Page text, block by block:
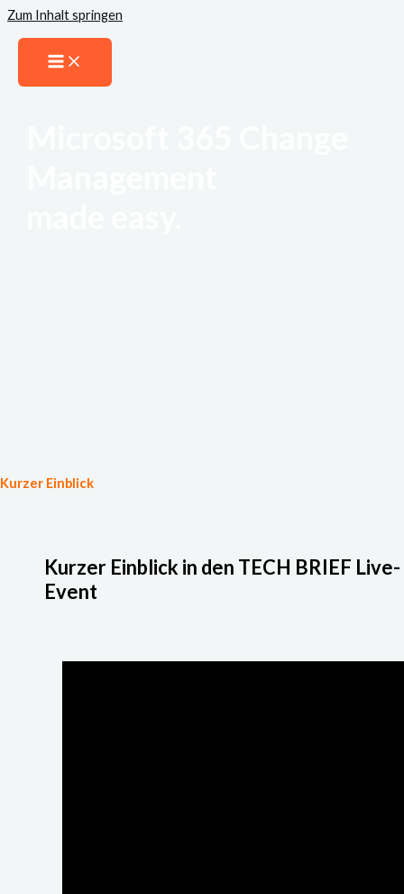
Zum Inhalt springen
Kurzer Einblick
Kurzer Einblick in den TECH BRIEF Live-
Event